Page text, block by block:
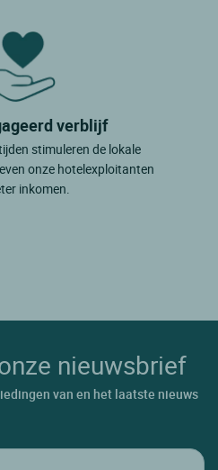
verblijf
stimuleren de lokale
onze hotelexploitanten
inkomen.
nieuwsbrief
van en het laatste nieuws